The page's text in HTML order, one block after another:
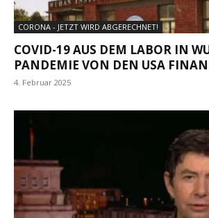
CORONA - JETZT WIRD ABGERECHNET!
COVID-19 AUS DEM LABOR IN
PANDEMIE VON DEN USA
4. Februar 2025